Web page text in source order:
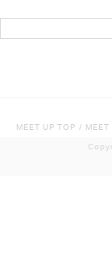
MEET UP TOP /